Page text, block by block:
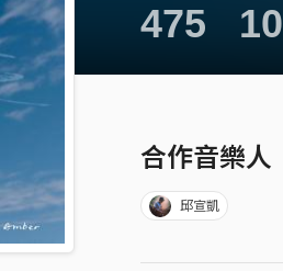
475 10
合作音樂人
邱宣凱